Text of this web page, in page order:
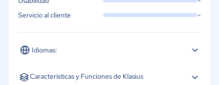
Idiomas:
Español
Servicio al cliente -
Características y Funciones de Klasius